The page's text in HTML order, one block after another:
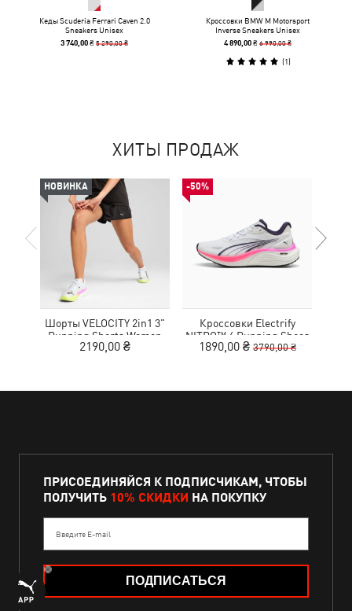
Кеды Scuderia Ferrari Caven 2.0
Sneakers Unisex
3 740,00 ₴5 290,00 ₴
Кроссовки BMW M Motorsport
Inverse Sneakers Unisex
4 890,00 ₴6 990,00 ₴
(1)
ХИТЫ ПРОДАЖ
НОВИНКА
Шорты VELOCITY 2in1 3"
Running Shorts Women
2190,00 ₴
-50%
Кроссовки Electrify
NITRO™ 4 Running Shoes
Youth
1890,00 ₴ 3790,00 ₴
ПРИСОЕДИНЯЙСЯ К ПОДПИСЧИКАМ, ЧТОБЫ
ПОЛУЧИТЬ 10% СКИДКИ НА ПОКУПКУ
Введите E-mail
ПОДПИСАТЬСЯ